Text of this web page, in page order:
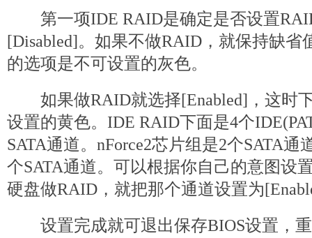
第一项IDE RAID是确定是否设置
[Disabled]。如果不做RAID，就保持缺省
的选项是不可设置的灰色。
如果做RAID就选择[Enabled]，这时
设置的黄色。IDE RAID下面是4个
SATA通道。nForce2芯片组是2个SATA通
个SATA通道。可以根据你自己的意图设
硬盘做RAID，就把那个通道设置为
设置完成就可退出保存BIOS设置，重